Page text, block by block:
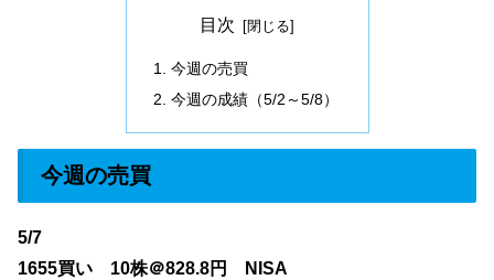
目次
今週の売買
今週の成績（5/2～5/8）
今週の売買
5/7
1655買い 10株＠828.8円 NISA